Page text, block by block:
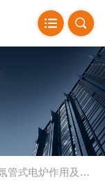
式电炉作用及特别